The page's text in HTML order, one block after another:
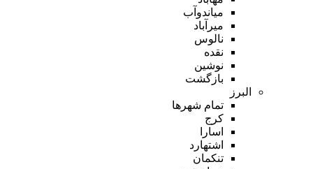
میاندوآب
میرآباد
نالوس
نقده
نوشین
بازگشت
البرز
تمام شهر‌ها
کرج
اسارا
اشتهارد
تنکمان